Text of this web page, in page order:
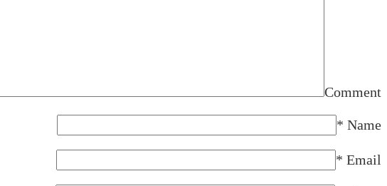
Comment
Name
*
Email
*